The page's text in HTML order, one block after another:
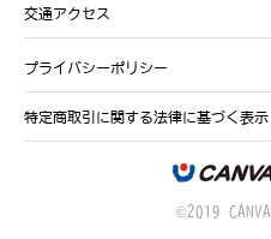
交通アクセス
プライバシーポリシー
特定商取引に関する法律に基づく表示
©2019